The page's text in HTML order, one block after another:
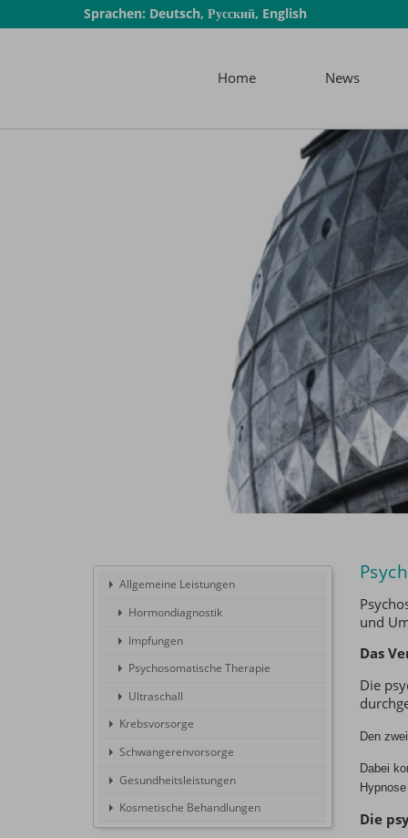
Sprachen: Deutsch, Русский, English
Home News
Allgemeine Leistungen
Hormondiagnostik
Impfungen
Psychosomatische Therapie
Ultraschall
Krebsvorsorge
Schwangerenvorsorge
Gesundheitsleistungen
Kosmetische Behandlungen
und
Das
Die
Den
Dabei
Die